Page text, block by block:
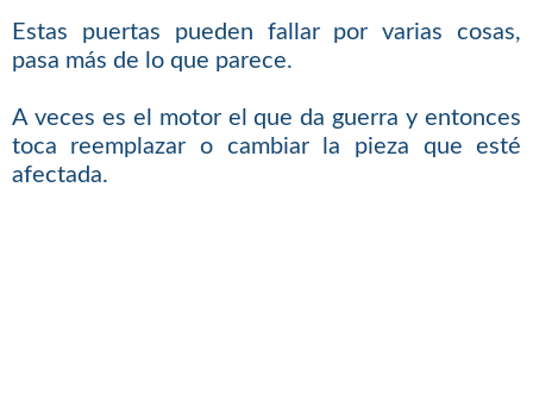
Estas puertas pueden fallar por varias cosas,
pasa más de lo que parece.
A veces es el motor el que da guerra y entonces
toca reemplazar o cambiar la pieza que esté
afectada.